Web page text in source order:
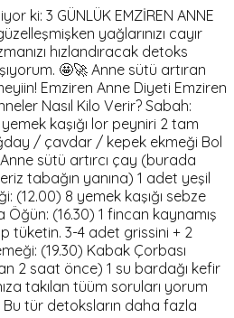
ki: 3 GÜNLÜK EMZİREN ANNE
yağlarınızı cayır
hızlandıracak detoks
🤩🚀 Anne sütü artıran
Emziren Anne Diyeti Emziren
Nasıl Kilo Verir? Sabah:
kaşığı lor peyniri 2 tam
/ çavdar / kepek ekmeği Bol
sütü artırcı çay (burada
tabağın yanına) 1 adet yeşil
(12.00) 8 yemek kaşığı sebze
(16.30) 1 fincan kaynamış
tüketin. 3-4 adet grissini + 2
(19.30) Kabak Çorbası
2 saat önce) 1 su bardağı kefir
takılan tüüm soruları yorum
tür detoksların daha fazla